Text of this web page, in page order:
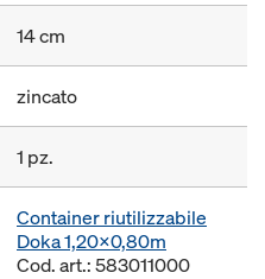
14 cm
zincato
1 pz.
Container riutilizzabile
Doka 1,20x0,80m
Cod. art.: 583011000